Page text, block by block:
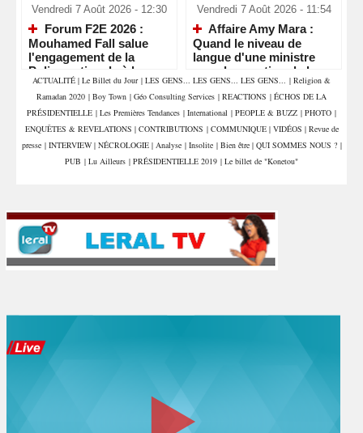
Vendredi 7 Août 2026 - 12:30
Forum F2E 2026 :
Mouhamed Fall salue
l'engagement de la
Police nationale à la
veille d'un rendez-vous
économique majeur
Vendredi 7 Août 2026 - 11:54
Affaire Amy Mara :
Quand le niveau de
langue d'une ministre
pose la question de la
compétence et de la
crédibilité de l'État
ACTUALITÉ | Le Billet du Jour | LES GENS... LES GENS... LES GENS... | Religion &
Ramadan 2020 | Boy Town | Géo Consulting Services | REACTIONS | ÉCHOS DE LA
PRÉSIDENTIELLE | Les Premières Tendances | International | PEOPLE & BUZZ | PHOTO |
ENQUÊTES & REVELATIONS | CONTRIBUTIONS | COMMUNIQUE | VIDÉOS | Revue de
presse | INTERVIEW | NÉCROLOGIE | Analyse | Insolite | Bien être | QUI SOMMES NOUS ? |
PUB | Lu Ailleurs | PRÉSIDENTIELLE 2019 | Le billet de "Konetou"